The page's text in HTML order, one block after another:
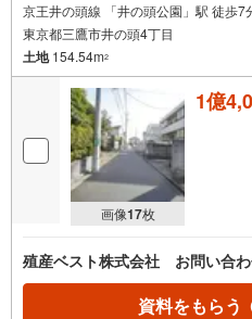
京王井の頭線 「井の頭公園」駅 徒歩7
東京都三鷹市井の頭4丁目
土地154.54m2
画像17枚
1億
殖産ベスト株式会社 お問い合
資料をもらう